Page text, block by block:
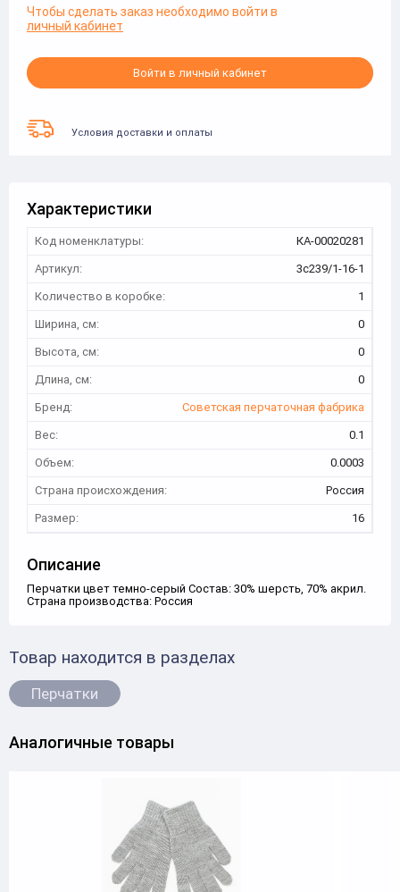
Чтобы сделать заказ необходимо войти в
личный кабинет
Войти в личный кабинет
Условия доставки и оплаты
Характеристики
Код номенклатуры:
КА-00020281
Артикул:
3с239/1-16-1
Количество в коробке:
1
Ширина, см:
0
Высота, см:
0
Длина, см:
0
Бренд:
Советская перчаточная фабрика
Вес:
0.1
Объем:
0.0003
Страна происхождения:
Россия
Размер:
16
Описание
Перчатки цвет темно-серый Состав: 30% шерсть, 70% акрил.
Страна производства: Россия
Товар находится в разделах
Перчатки
Аналогичные товары